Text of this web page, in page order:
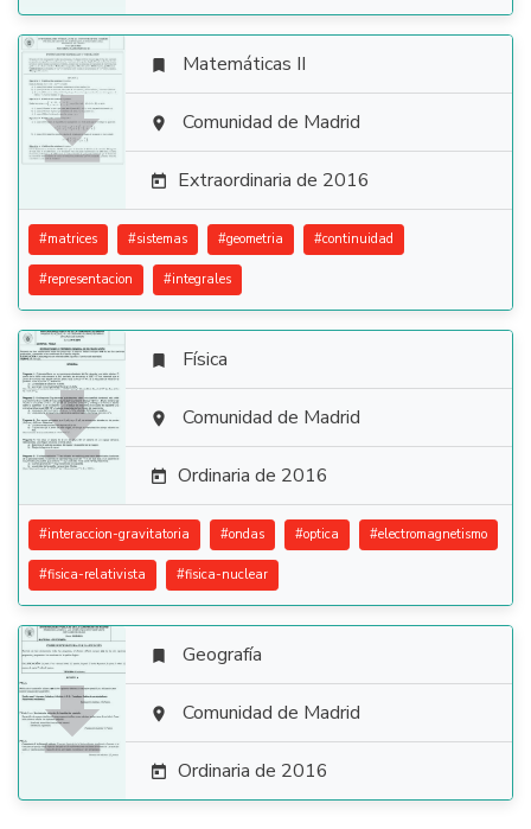

 Matemáticas II
 Comunidad de Madrid
 Extraordinaria de 2016
#matrices #sistemas #geometria #continuidad
#representacion #integrales

 Física
 Comunidad de Madrid
 Ordinaria de 2016
#interaccion-gravitatoria #ondas #optica #electromagnetismo
#fisica-relativista #fisica-nuclear

 Geografía
 Comunidad de Madrid
 Ordinaria de 2016